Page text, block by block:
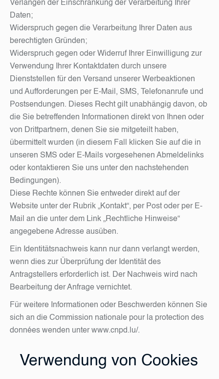
Verlangen der Einschränkung der Verarbeitung Ihrer
Daten;
Widerspruch gegen die Verarbeitung Ihrer Daten aus
berechtigten Gründen;
Widerspruch gegen oder Widerruf Ihrer Einwilligung zur
Verwendung Ihrer Kontaktdaten durch unsere
Dienststellen für den Versand unserer Werbeaktionen
und Aufforderungen per E-Mail, SMS, Telefonanrufe und
Postsendungen. Dieses Recht gilt unabhängig davon, ob
die Sie betreffenden Informationen direkt von Ihnen oder
von Drittpartnern, denen Sie sie mitgeteilt haben,
übermittelt wurden (in diesem Fall klicken Sie auf die in
unseren SMS oder E-Mails vorgesehenen Abmeldelinks
oder kontaktieren Sie uns unter den nachstehenden
Bedingungen).
Diese Rechte können Sie entweder direkt auf der
Website unter der Rubrik „Kontakt“, per Post oder per E-
Mail an die unter dem Link „Rechtliche Hinweise“
angegebene Adresse ausüben.
Ein Identitätsnachweis kann nur dann verlangt werden,
wenn dies zur Überprüfung der Identität des
Antragstellers erforderlich ist. Der Nachweis wird nach
Bearbeitung der Anfrage vernichtet.
Für weitere Informationen oder Beschwerden können Sie
sich an die Commission nationale pour la protection des
données wenden unter www.cnpd.lu/.
Verwendung von Cookies